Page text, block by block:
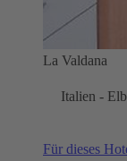
La Valdana
Italien -
Für dieses